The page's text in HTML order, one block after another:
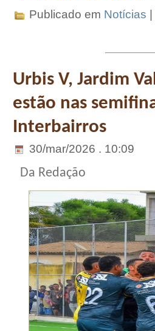
Publicado em Notícias |
Urbis V, Jardim
estão nas
Interbairros
30/mar/2026 . 10:09
Da Redação